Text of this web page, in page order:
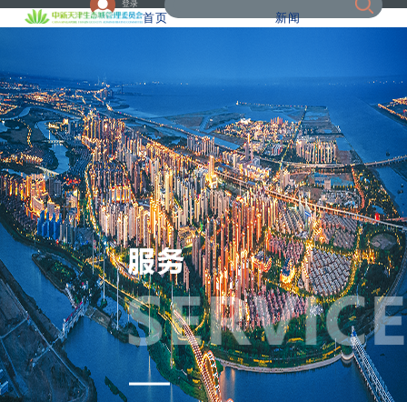
登录
首页 新闻